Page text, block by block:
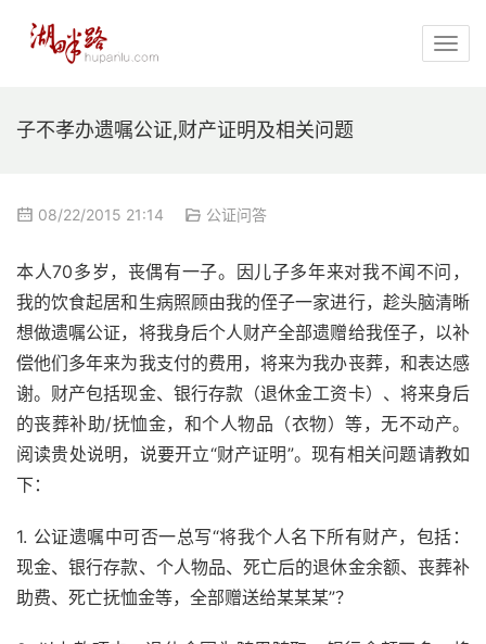
子不孝办遗嘱公证,财产证明及相关问题
08/22/2015 21:14 公证问答
本人70多岁，丧偶有一子。因儿子多年来对我不闻不问，
我的饮食起居和生病照顾由我的侄子一家进行，趁头脑清晰
想做遗嘱公证，将我身后个人财产全部遗赠给我侄子，以补
偿他们多年来为我支付的费用，将来为我办丧葬，和表达感
谢。财产包括现金、银行存款（退休金工资卡）、将来身后
的丧葬补助/抚恤金，和个人物品（衣物）等，无不动产。
阅读贵处说明，说要开立“财产证明”。现有相关问题请教如
下：
1. 公证遗嘱中可否一总写“将我个人名下所有财产，包括：
现金、银行存款、个人物品、死亡后的退休金余额、丧葬补
助费、死亡抚恤金等，全部赠送给某某某”？